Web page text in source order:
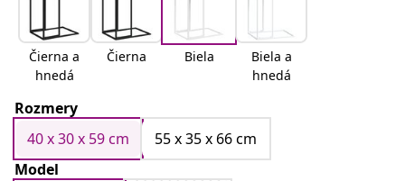
Čierna a
hnedá
Čierna Biela
Biela a
hnedá
Rozmery
40 x 30 x 59 cm
55 x 35 x 66 cm
Model